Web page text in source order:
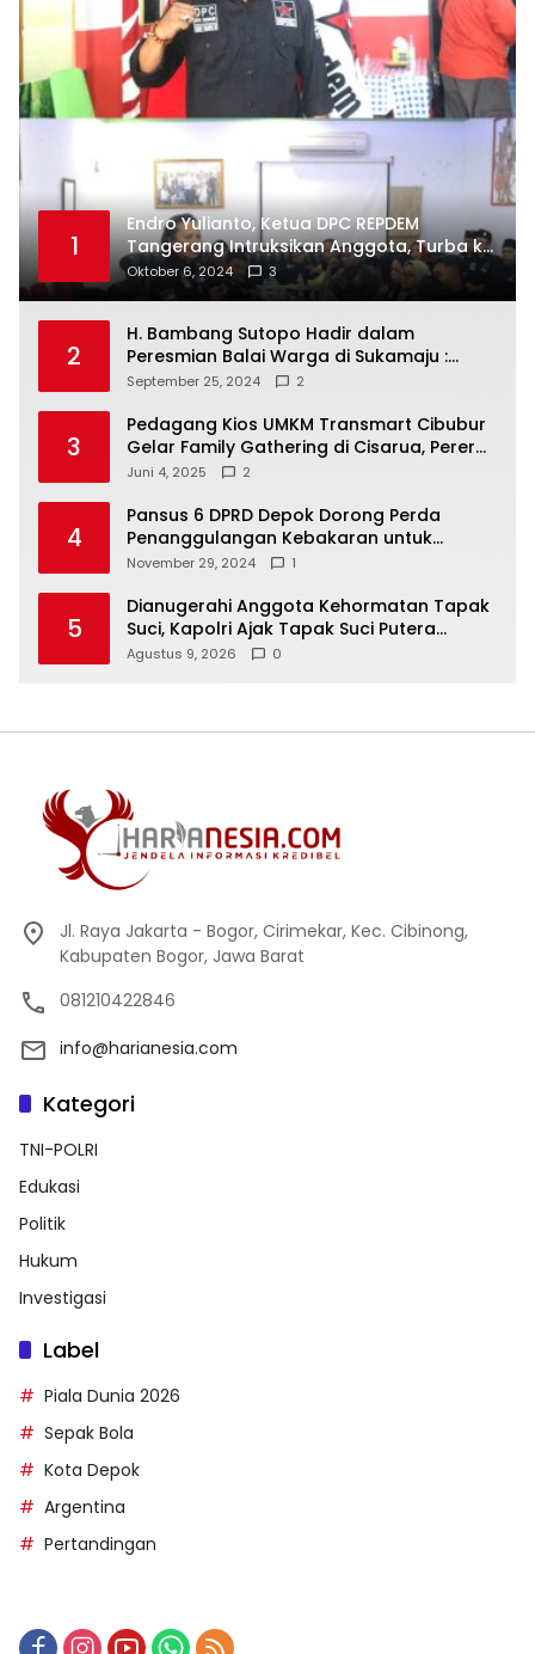
1
Endro Yulianto, Ketua DPC REPDEM
Tangerang Intruksikan Anggota, Turba ke
Masyarakat Dan Jalani Apa Yang di
Putuskan RAKERCABSUS
Oktober 6, 2024 3
2
H. Bambang Sutopo Hadir dalam
Peresmian Balai Warga di Sukamaju :
Wadah Baru untuk Kolaborasi dan
September 25, 2024 2
3
Pedagang Kios UMKM Transmart Cibubur
Gelar Family Gathering di Cisarua, Pererat
Silaturahmi dan Kekompakan
Juni 4, 2025 2
4
Pansus 6 DPRD Depok Dorong Perda
Penanggulangan Kebakaran untuk
Keselamatan Warga
November 29, 2024 1
5
Dianugerahi Anggota Kehormatan Tapak
Suci, Kapolri Ajak Tapak Suci Putera
Muhammadiyah Bersinergi dengan Polri
Agustus 9, 2026 0
Jl. Raya Jakarta - Bogor, Cirimekar, Kec. Cibinong,
Kabupaten Bogor, Jawa Barat
081210422846
info@harianesia.com
Kategori
TNI-POLRI
Edukasi
Politik
Hukum
Investigasi
Label
Piala Dunia 2026
Sepak Bola
Kota Depok
Argentina
Pertandingan